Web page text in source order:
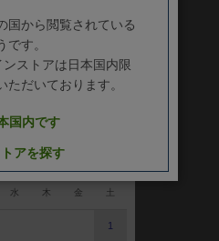
e
n
d
e
n
レンダー
年 8月
水 木 金 土
1
国から閲覧されている
です。
ストアは日本国内限
だいております。
国内です
アを探す